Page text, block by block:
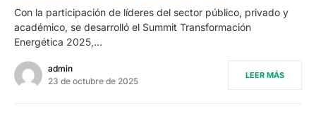
Con la participación de líderes del sector público, privado y
académico, se desarrolló el Summit Transformación
Energética 2025,…
admin
23 de octubre de 2025
LEER MÁS